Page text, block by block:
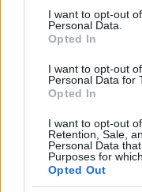
consent section.
I want to opt-out
Personal Data.
Opted In
I want to opt-out
Personal Data for
Opted In
I want to opt-out
Retention, Sale,
Personal Data
Purposes for
Opted Out
Nyugati-Vác
szerelvény 8
szerintem meg
megfelelő kocsi
tompysoft
17 éve